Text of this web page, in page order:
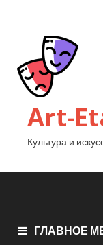
Art-
Культура и
ГЛАВНОЕ